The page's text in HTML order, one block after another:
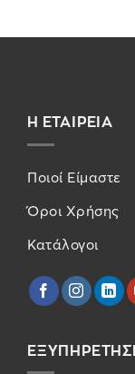
Η ΕΤΑΙΡΕΙΑ
Ποιοί Είμαστε
Όροι Χρήσης
Κατάλογοι